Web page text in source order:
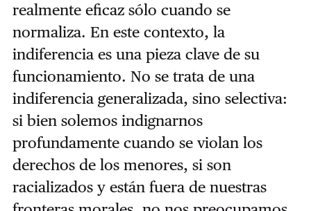
realmente eficaz sólo cuando se
normaliza. En este contexto, la
indiferencia es una pieza clave de su
funcionamiento. No se trata de una
indiferencia generalizada, sino selectiva:
si bien solemos indignarnos
profundamente cuando se violan los
derechos de los menores, si son
racializados y están fuera de nuestras